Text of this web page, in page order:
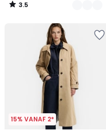
3.5
/
15% VANAF 2*